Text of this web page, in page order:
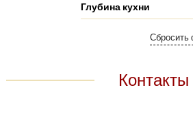
Глубина кухни
Контакты